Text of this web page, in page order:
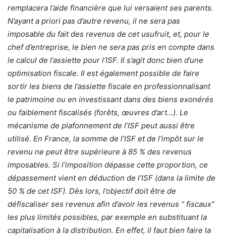
remplacera l’aide financière que lui versaient ses parents.
N’ayant a priori pas d’autre revenu, il ne sera pas
imposable du fait des revenus de cet usufruit, et, pour le
chef d’entreprise, le bien ne sera pas pris en compte dans
le calcul de l’assiette pour l’ISF. Il s’agit donc bien d’une
optimisation fiscale. Il est également possible de faire
sortir les biens de l’assiette fiscale en professionnalisant
le patrimoine ou en investissant dans des biens exonérés
ou faiblement fiscalisés (forêts, œuvres d’art…). Le
mécanisme de plafonnement de l’ISF peut aussi être
utilisé. En France, la somme de l’ISF et de l’impôt sur le
revenu ne peut être supérieure à 85 % des revenus
imposables. Si l’imposition dépasse cette proportion, ce
dépassement vient en déduction de l’ISF (dans la limite de
50 % de cet ISF). Dès lors, l’objectif doit être de
défiscaliser ses revenus afin d’avoir les revenus “ fiscaux”
les plus limités possibles, par exemple en substituant la
capitalisation à la distribution. En effet, il faut bien faire la